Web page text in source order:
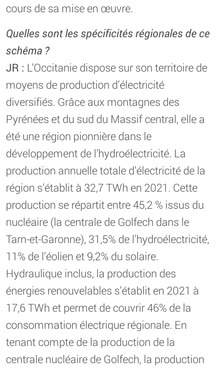
cours de sa mise en œuvre.
Quelles sont les spécificités régionales de ce
schéma ?
JR : L’Occitanie dispose sur son territoire de
moyens de production d’électricité
diversifiés. Grâce aux montagnes des
Pyrénées et du sud du Massif central, elle a
été une région pionnière dans le
développement de l’hydroélectricité. La
production annuelle totale d’électricité de la
région s’établit à 32,7 TWh en 2021. Cette
production se répartit entre 45,2 % issus du
nucléaire (la centrale de Golfech dans le
Tarn-et-Garonne), 31,5% de l’hydroélectricité,
11% de l’éolien et 9,2% du solaire.
Hydraulique inclus, la production des
énergies renouvelables s’établit en 2021 à
17,6 TWh et permet de couvrir 46% de la
consommation électrique régionale. En
tenant compte de la production de la
centrale nucléaire de Golfech, la production